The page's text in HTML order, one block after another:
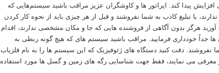
پیدا کند. اپراتور ها و کاوشگران عزیز مراقب باشید سیستم‌هایی که
با تبلیغ کاذب به شما نفروشند و قبل از هر چیزی باید از نحوه کار کردن
هرگز بدون آگاهی از فروشنده هایی که جا و مکان مشخصی ندارند، اقدام
ها جداً خودداری فرمایید. مراقب باشید سیستم های که هیچ گونه ربطی به
نفروشند. دقت کنید دستگاه های ژئوفیزیک که این سیستم ها را به نام فلزیاب
تا عمق ۱۵ الی ۲۰ متر معرفی می نمایند، فقط جهت شناسایی رگه های زمین و گسل ها مورد استفاده